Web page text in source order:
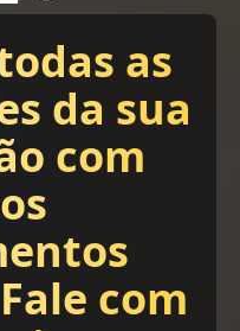
as
da sua
com
com